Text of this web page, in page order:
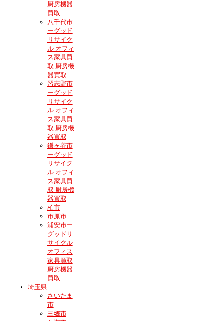
厨房機器
買取
八千代市
ーグッド
リサイク
ル オフィ
ス家具買
取 厨房機
器買取
習志野市
ーグッド
リサイク
ル オフィ
ス家具買
取 厨房機
器買取
鎌ヶ谷市
ーグッド
リサイク
ル オフィ
ス家具買
取 厨房機
器買取
柏市
市原市
浦安市ー
グッドリ
サイクル
オフィス
家具買取
厨房機器
買取
埼玉県
さいたま
市
三郷市